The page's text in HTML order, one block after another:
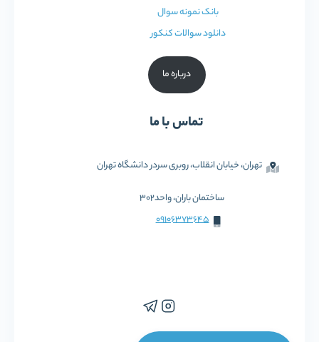
بانک نمونه سوال
دانلود سوالات کنکور
درباره ما
تماس با ما
تهران، خیابان انقلاب، روبری سردر دانشگاه تهران
ساختمان باران، واحد302
09106373645